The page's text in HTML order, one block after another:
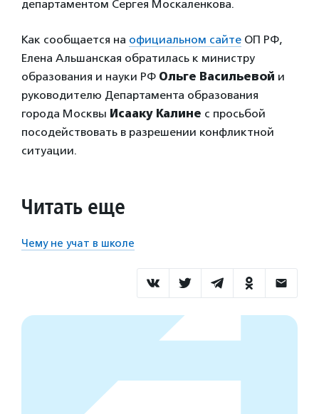
департаментом Сергея Москаленкова.
Как сообщается на официальном сайте ОП РФ,
Елена Альшанская обратилась к министру
образования и науки РФ Ольге Васильевой и
руководителю Департамента образования
города Москвы Исааку Калине с просьбой
посодействовать в разрешении конфликтной
ситуации.
Читать еще
Чему не учат в школе